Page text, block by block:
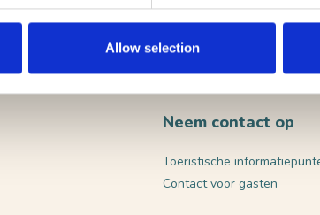
Allow selection
Neem contact op
Toeristische
Contact voor gasten